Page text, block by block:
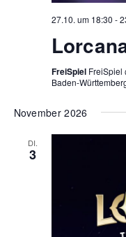
27.10. um 18:30 -
FreiSpiel FreiSpiel
Baden-
November 2026
DI.
3